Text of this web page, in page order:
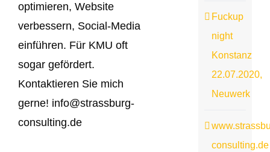
optimieren, Website
verbessern, Social-Media
einführen. Für KMU oft
sogar gefördert.
Kontaktieren Sie mich
gerne! info@strassburg-
consulting.de
Fuckup
night
Konstanz
22.07.2020,
Neuwerk
consulting.de